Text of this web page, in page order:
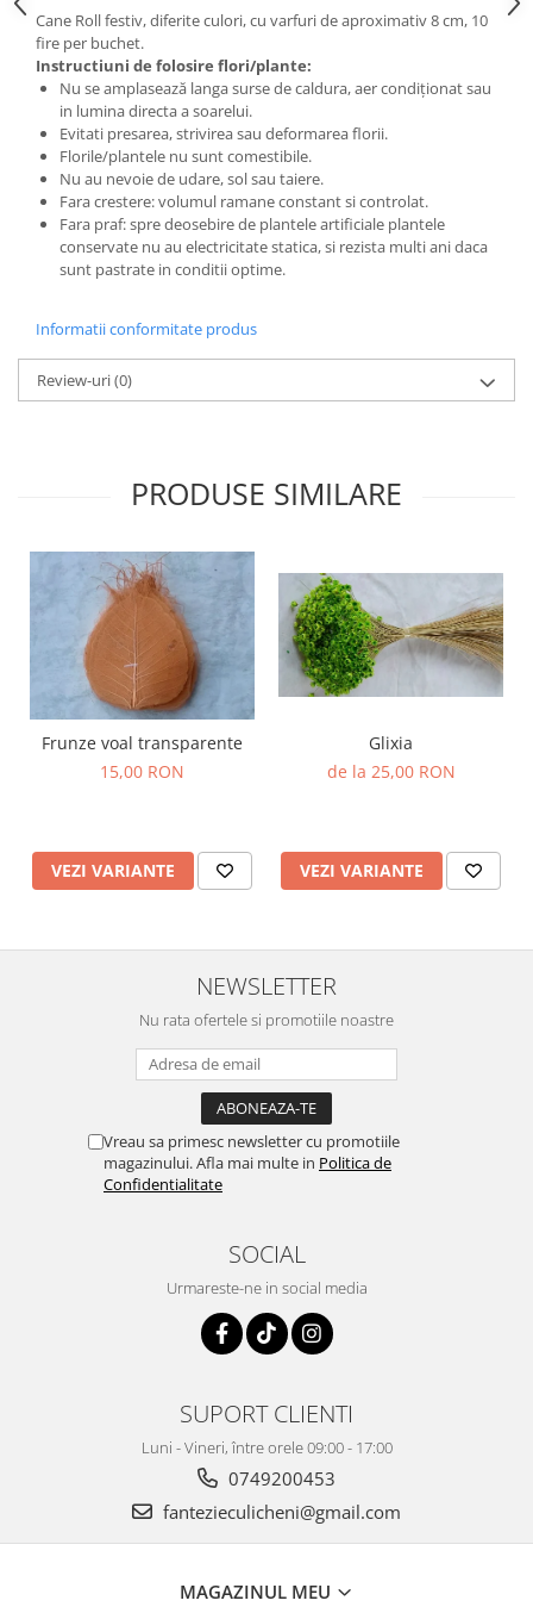
Cane Roll festiv, diferite culori, cu varfuri de aproximativ 8 cm, 10
fire per buchet.
Instructiuni de folosire flori/plante:
Nu se amplasează langa surse de caldura, aer condiționat sau
in lumina directa a soarelui.
Evitati presarea, strivirea sau deformarea florii.
Florile/plantele nu sunt comestibile.
Nu au nevoie de udare, sol sau taiere.
Fara crestere: volumul ramane constant si controlat.
Fara praf: spre deosebire de plantele artificiale plantele
conservate nu au electricitate statica, si rezista multi ani daca
sunt pastrate in conditii optime.
Informatii conformitate produs
Review-uri(0)
PRODUSE SIMILARE
Frunze voal transparente
15,00 RON
VEZI VARIANTE
Glixia
de la 25,00 RON
VEZI VARIANTE
NEWSLETTER
Nu rata ofertele si promotiile noastre
Vreau sa primesc newsletter cu promotiile
magazinului. Afla mai multe in Politica de
Confidentialitate
SOCIAL
Urmareste-ne in social media
SUPORT CLIENTI
Luni - Vineri, între orele 09:00 - 17:00
0749200453
fantezieculicheni@gmail.com
MAGAZINUL MEU